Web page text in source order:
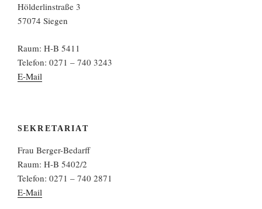
Hölderlinstraße 3
57074 Siegen
Raum: H-B 5411
Telefon: 0271 – 740 3243
E-Mail
SEKRETARIAT
Frau Berger-Bedarff
Raum: H-B 5402/2
Telefon: 0271 – 740 2871
E-Mail